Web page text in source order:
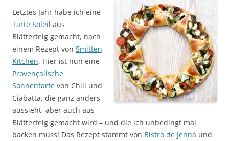
Letztes Jahr habe ich eine
Tarte Soleil aus
Blätterteig gemacht, nach
einem Rezept von Smitten
Kitchen. Hier ist nun eine
Provençalische
Sonnentarte von Chili und
Ciabatta, die ganz anders
aussieht, aber auch aus
Blätterteig gemacht wird – und die ich unbedingt mal
backen muss! Das Rezept stammt von Bistro de Jenna und